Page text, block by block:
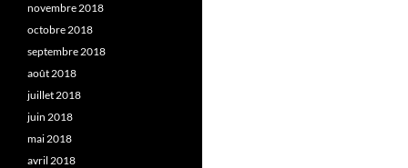
novembre 2018
octobre 2018
septembre 2018
août 2018
juillet 2018
juin 2018
mai 2018
avril 2018